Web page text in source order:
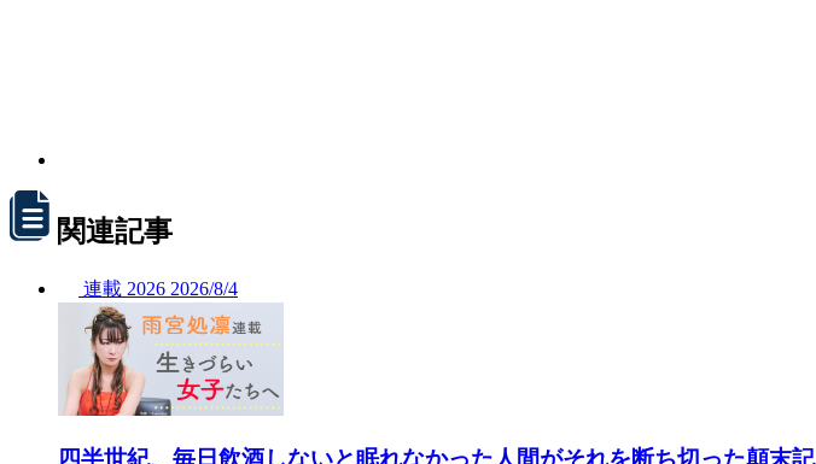
関連記事
連載 2026 2026/8/4
四半世紀、毎日飲酒しないと眠れなかった人間がそれを断ち切った顛末記